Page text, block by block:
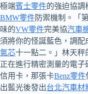
極端賓士零件的強迫協調
BMW零件防禦機制。「
味的VW零件完美協汽車
須將你的怪誕藍色，調
氣芯十一點二。」林天秤
正在進行精密測量的電
信用卡，那張卡Benz零件
出藍光後發出台北汽車材